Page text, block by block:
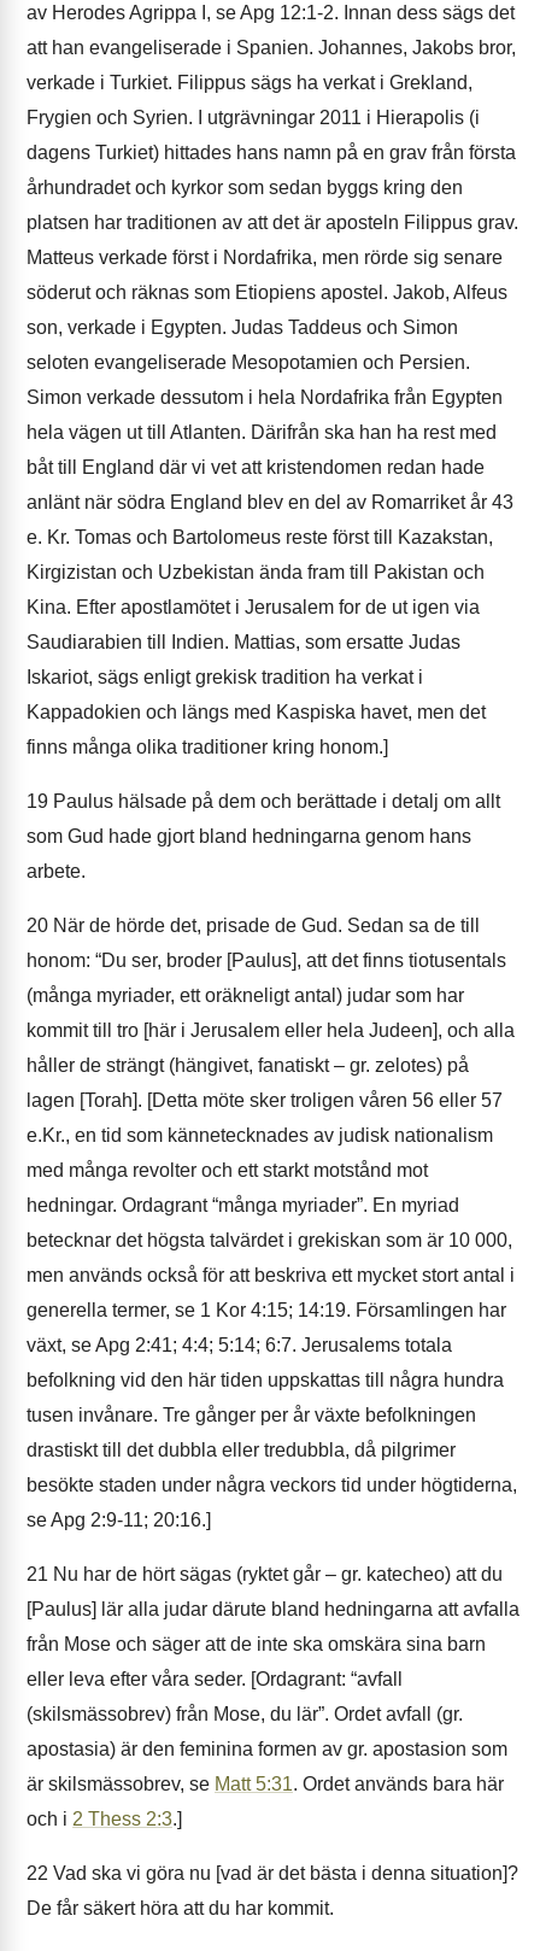
av Herodes Agrippa I, se Apg 12:1-2. Innan dess sägs det
att han evangeliserade i Spanien. Johannes, Jakobs bror,
verkade i Turkiet. Filippus sägs ha verkat i Grekland,
Frygien och Syrien. I utgrävningar 2011 i Hierapolis (i
dagens Turkiet) hittades hans namn på en grav från första
århundradet och kyrkor som sedan byggs kring den
platsen har traditionen av att det är aposteln Filippus grav.
Matteus verkade först i Nordafrika, men rörde sig senare
söderut och räknas som Etiopiens apostel. Jakob, Alfeus
son, verkade i Egypten. Judas Taddeus och Simon
seloten evangeliserade Mesopotamien och Persien.
Simon verkade dessutom i hela Nordafrika från Egypten
hela vägen ut till Atlanten. Därifrån ska han ha rest med
båt till England där vi vet att kristendomen redan hade
anlänt när södra England blev en del av Romarriket år 43
e. Kr. Tomas och Bartolomeus reste först till Kazakstan,
Kirgizistan och Uzbekistan ända fram till Pakistan och
Kina. Efter apostlamötet i Jerusalem for de ut igen via
Saudiarabien till Indien. Mattias, som ersatte Judas
Iskariot, sägs enligt grekisk tradition ha verkat i
Kappadokien och längs med Kaspiska havet, men det
finns många olika traditioner kring honom.]
19 Paulus hälsade på dem och berättade i detalj om allt
som Gud hade gjort bland hedningarna genom hans
arbete.
20 När de hörde det, prisade de Gud. Sedan sa de till
honom: “Du ser, broder [Paulus], att det finns tiotusentals
(många myriader, ett oräkneligt antal) judar som har
kommit till tro [här i Jerusalem eller hela Judeen], och alla
håller de strängt (hängivet, fanatiskt – gr. zelotes) på
lagen [Torah]. [Detta möte sker troligen våren 56 eller 57
e.Kr., en tid som kännetecknades av judisk nationalism
med många revolter och ett starkt motstånd mot
hedningar. Ordagrant “många myriader”. En myriad
betecknar det högsta talvärdet i grekiskan som är 10 000,
men används också för att beskriva ett mycket stort antal i
generella termer, se 1 Kor 4:15; 14:19. Församlingen har
växt, se Apg 2:41; 4:4; 5:14; 6:7. Jerusalems totala
befolkning vid den här tiden uppskattas till några hundra
tusen invånare. Tre gånger per år växte befolkningen
drastiskt till det dubbla eller tredubbla, då pilgrimer
besökte staden under några veckors tid under högtiderna,
se Apg 2:9-11; 20:16.]
21 Nu har de hört sägas (ryktet går – gr. katecheo) att du
[Paulus] lär alla judar därute bland hedningarna att avfalla
från Mose och säger att de inte ska omskära sina barn
eller leva efter våra seder. [Ordagrant: “avfall
(skilsmässobrev) från Mose, du lär”. Ordet avfall (gr.
apostasia) är den feminina formen av gr. apostasion som
är skilsmässobrev, se Matt 5:31. Ordet används bara här
och i 2 Thess 2:3.]
22 Vad ska vi göra nu [vad är det bästa i denna situation]?
De får säkert höra att du har kommit.